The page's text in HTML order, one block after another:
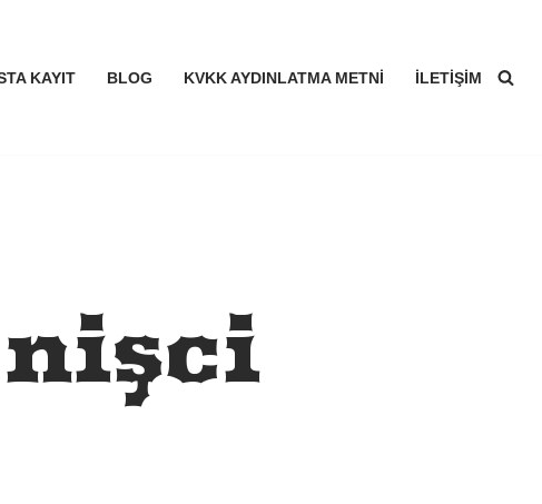
KAYIT BLOG KVKK AYDINLATMA METNI İLETIŞIM